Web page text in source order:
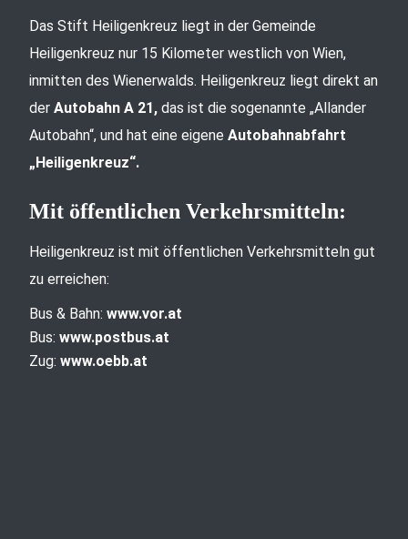
Das Stift Heiligenkreuz liegt in der Gemeinde
Heiligenkreuz nur 15 Kilometer westlich von Wien,
inmitten des Wienerwalds. Heiligenkreuz liegt direkt an
der Autobahn A 21, das ist die sogenannte „Allander
Autobahn“, und hat eine eigene Autobahnabfahrt
„Heiligenkreuz“.
Mit öffentlichen Verkehrsmitteln:
Heiligenkreuz ist mit öffentlichen Verkehrsmitteln gut
zu erreichen:
Bus & Bahn: www.vor.at
Bus: www.postbus.at
Zug: www.oebb.at